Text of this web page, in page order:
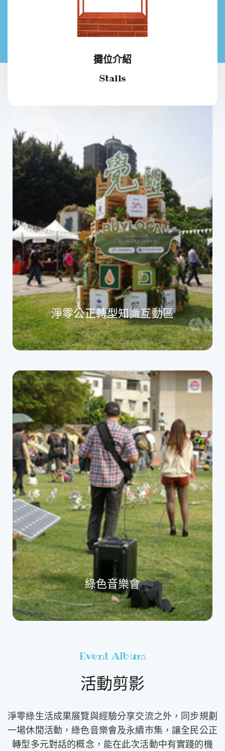
攤位介紹
Stalls
淨零公正轉型知識互動區
綠色音樂會
Event Album
活動剪影
淨零綠生活成果展覽與經驗分享交流之外，同步規劃
一場休閒活動，綠色音樂會及永續市集，讓全民公正
轉型多元對話的概念，能在此次活動中有實踐的機